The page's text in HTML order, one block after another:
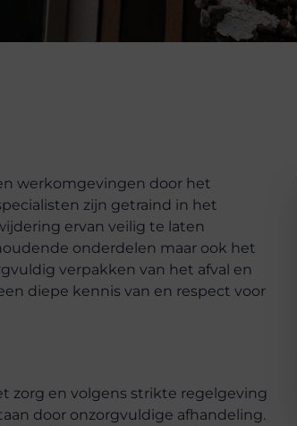
werkomgevingen door het
zijn getraind in het
ervan veilig te laten
onderdelen maar ook het
verpakken van het afval en
diepe kennis van en respect voor
zorg en volgens strikte regelgeving
door onzorgvuldige afhandeling.